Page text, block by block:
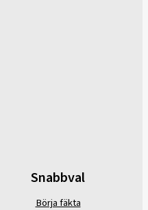
Snabbval
Börja fäkta